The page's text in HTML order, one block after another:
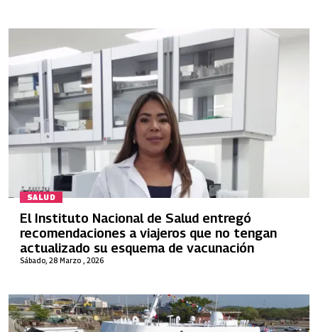
SALUD
Sábado, 28 Marzo , 2026
El Instituto Nacional de Salud entregó
recomendaciones a viajeros que no tengan
actualizado su esquema de vacunación